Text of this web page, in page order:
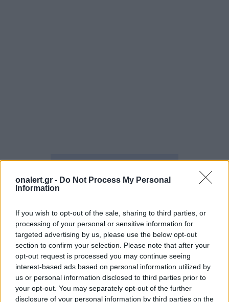
onalert.gr - Do Not Process My Personal
Information
If you wish to opt-out of the sale, sharing to third parties, or
processing of your personal or sensitive information for
targeted advertising by us, please use the below opt-out
section to confirm your selection. Please note that after your
opt-out request is processed you may continue seeing
interest-based ads based on personal information utilized by
us or personal information disclosed to third parties prior to
your opt-out. You may separately opt-out of the further
disclosure of your personal information by third parties on the
Διάβασε επίσης
News
και μάθετε πρώτοι όλες τις ειδήσεις
για την άμυνα.
ΕΚΤΕΛΕΣΗ ΛΑΝΤΕΝ ΣΥΝΤΑΞΗ